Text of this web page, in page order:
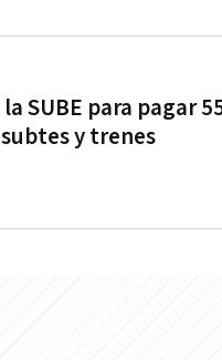
SUBE para pagar
y trenes